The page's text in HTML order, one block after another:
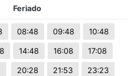
Feriado
08:48 09:48
10:48
14:48 16:08
17:08
20:28 21:53 23:23